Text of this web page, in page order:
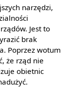
narzędzi,
Jest to
brak
Poprzez wotum
że rząd nie
obietnic